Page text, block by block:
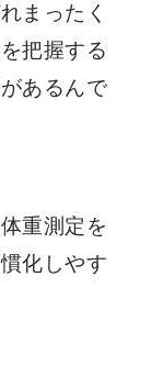
まったく
把握する
あるんで
重測定を
化しやす